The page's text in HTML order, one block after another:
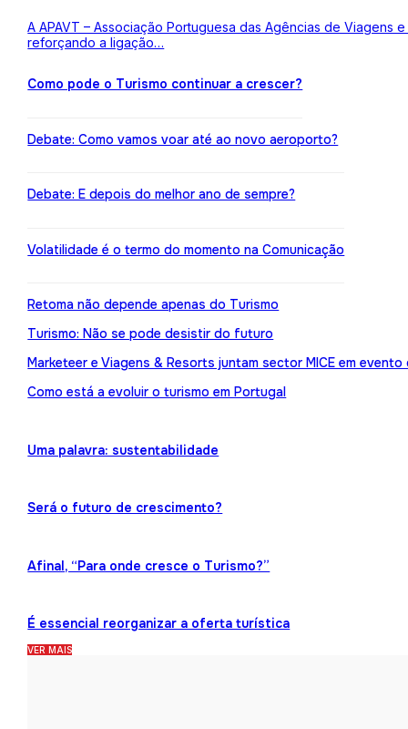
A APAVT – Associação Portuguesa das Agências de Viagens
reforçando a ligação…
Como pode o Turismo continuar a crescer?
Debate: Como vamos voar até ao novo aeroporto?
Debate: E depois do melhor ano de sempre?
Volatilidade é o termo do momento na Comunicação
Retoma não depende apenas do Turismo
Turismo: Não se pode desistir do futuro
Marketeer e Viagens & Resorts juntam sector MICE em
Como está a evoluir o turismo em Portugal
Uma palavra: sustentabilidade
Será o futuro de crescimento?
Afinal, “Para onde cresce o Turismo?”
É essencial reorganizar a oferta turística
VER MAIS